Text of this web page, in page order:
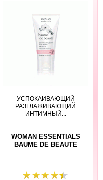
УСПОКАИВАЮЩИЙ
РАЗГЛАЖИВАЮЩИЙ
ИНТИМНЫЙ...
WOMAN ESSENTIALS
BAUME DE BEAUTE